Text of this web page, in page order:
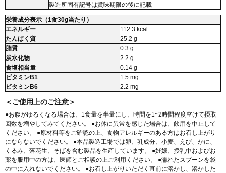
製造所固有記号は賞味期限の後に記載
栄養成分表示（1食30g当たり）
エネルギー
112.3 kcal
たんぱく質
25.2 g
脂質
0.3 g
炭水化物
2.2 g
食塩相当量
0.14 g
ビタミンB1
1.5 mg
ビタミンB6
2.2 mg
＜ご使用上のご注意＞
●お腹がゆるくなる場合は、1食量を半量にし、時間を1~2時間程度空けて摂取
回数を増やしてみてください。 ●お体に異常を感じた場合は、飲用を中止して
ください。 ●原材料等をご確認の上、食物アレルギーのある方はお召し上がり
にならないでください。 ●本品製造工場では卵、乳成分、小麦、えび、かに、
くるみ、落花生、そばを含む製品を生産しています。 ●妊娠、授乳中およびお
薬を服用中の方は、医師とご相談の上ご利用ください。 ●濡れたスプーンを袋
の中に入れないでください。 ●お召し上がりいただく直前に溶かし、溶かした